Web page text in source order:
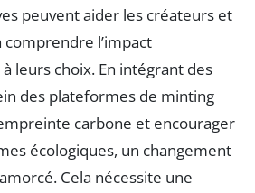
peuvent aider les créateurs et
l’impact
leurs choix. En intégrant des
des plateformes de minting
carbone et encourager
écologiques, un changement
Cela nécessite une